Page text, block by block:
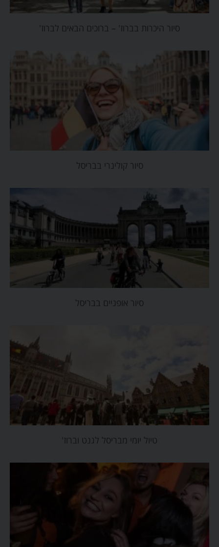
סיור היכרות בברוז' – ברוכים הבאים לברוז'
סיור קולינרי בבריסל
סיור אופניים בבריסל
טיול יומי מבריסל לגנט וברוז'